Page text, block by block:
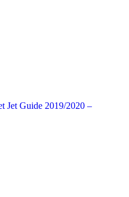
Jet Guide 2019/2020 –